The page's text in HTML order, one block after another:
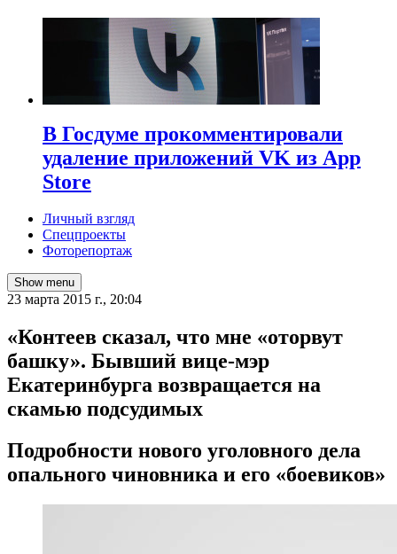
В Госдуме прокомментировали
удаление приложений VK из App
Store
Личный взгляд
Спецпроекты
Фоторепортаж
Show menu
23 марта 2015 г., 20:04
«Контеев сказал, что мне «оторвут
башку». Бывший вице-мэр
Екатеринбурга возвращается на
скамью подсудимых
Подробности нового уголовного дела
опального чиновника и его «боевиков»